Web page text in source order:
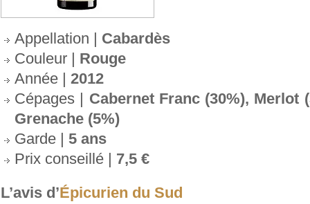
Appellation | Cabardès
Couleur | Rouge
Année | 2012
Cépages | Cabernet Franc (30%), Merlot
Grenache (5%)
Garde | 5 ans
Prix conseillé | 7,5 €
L’avis d’Épicurien du Sud